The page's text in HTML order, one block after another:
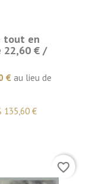
tout en
22,60 € /
€ au lieu de
135,60 €
favorite_border